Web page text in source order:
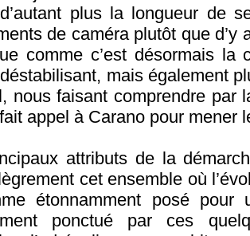
plus la longueur de
de caméra plutôt que d’y
comme c’est désormais la
mais également
nous faisant comprendre par
appel à Carano pour mener
attributs de la
cet ensemble où
étonnamment posé pour
ponctué par ces